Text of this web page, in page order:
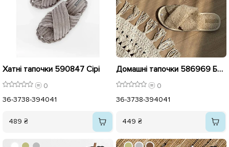
Хатні тапочки 590847 Сірі
0
36-3738-394041
489 ₴
Домашні тапочки 586969 Бежеві
0
36-3738-394041
449 ₴